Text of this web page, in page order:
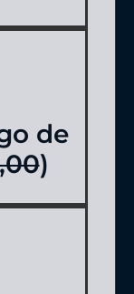
de
)